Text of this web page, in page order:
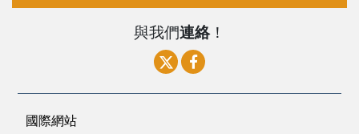
與我們連絡！
國際網站